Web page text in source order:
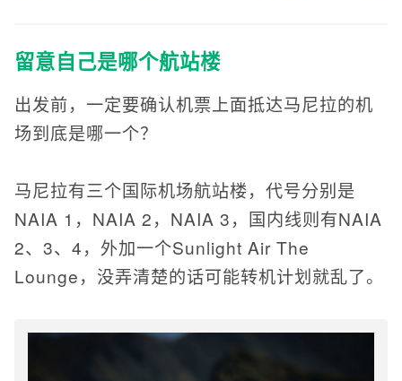
留意自己是哪个航站楼
出发前，一定要确认机票上面抵达马尼拉的机
场到底是哪一个？
马尼拉有三个国际机场航站楼，代号分别是
NAIA 1，NAIA 2，NAIA 3，国内线则有NAIA
2、3、4，外加一个Sunlight Air The
Lounge，没弄清楚的话可能转机计划就乱了。